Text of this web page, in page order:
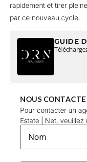
rapidement et tirer
par ce nouveau cycle.
GUIDE
NOUS
Pour contacter un
Estate | Net,
lastname*